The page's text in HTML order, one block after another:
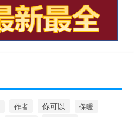
作者 你可以 保暖